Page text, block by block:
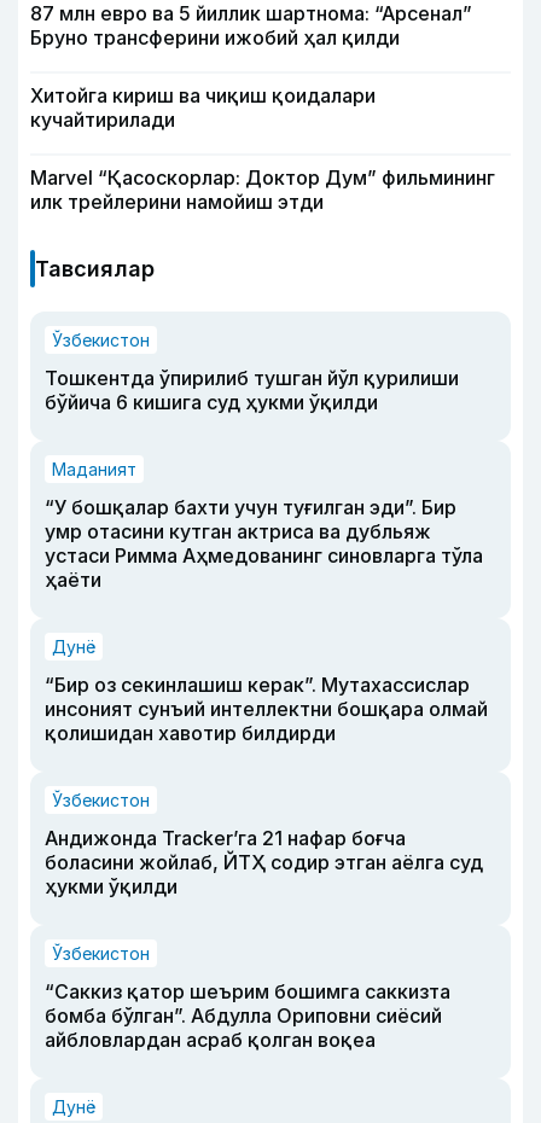
87 млн евро ва 5 йиллик шартнома: “Арсенал”
Бруно трансферини ижобий ҳал қилди
Хитойга кириш ва чиқиш қоидалари
кучайтирилади
Marvel “Қасоскорлар: Доктор Дум” фильмининг
илк трейлерини намойиш этди
Тавсиялар
Ўзбекистон
Тошкентда ўпирилиб тушган йўл қурилиши
бўйича 6 кишига суд ҳукми ўқилди
Маданият
“У бошқалар бахти учун туғилган эди”. Бир
умр отасини кутган актриса ва дубльяж
устаси Римма Аҳмедованинг синовларга тўла
ҳаёти
Дунё
“Бир оз секинлашиш керак”. Мутахассислар
инсоният сунъий интеллектни бошқара олмай
қолишидан хавотир билдирди
Ўзбекистон
Андижонда Tracker’га 21 нафар боғча
боласини жойлаб, ЙТҲ содир этган аёлга суд
ҳукми ўқилди
Ўзбекистон
“Саккиз қатор шеърим бошимга саккизта
бомба бўлган”. Абдулла Ориповни сиёсий
айбловлардан асраб қолган воқеа
Дунё